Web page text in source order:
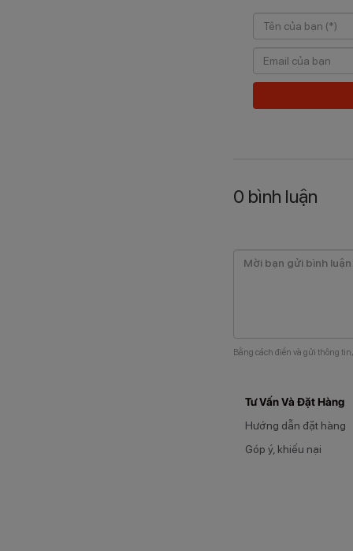
0 bình luận
Bằng cách điền và gửi thông
Tư Vấn Và Đặt Hàng
Hướng dẫn đặt hàng
Góp ý, khiếu nại